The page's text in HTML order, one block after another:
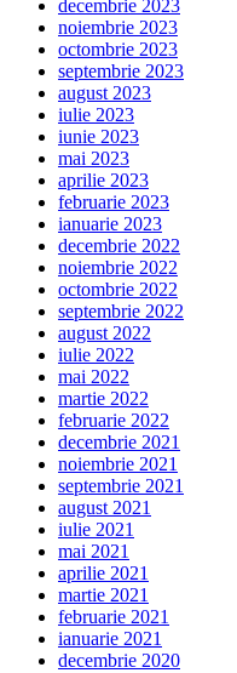
decembrie 2023
noiembrie 2023
octombrie 2023
septembrie 2023
august 2023
iulie 2023
iunie 2023
mai 2023
aprilie 2023
februarie 2023
ianuarie 2023
decembrie 2022
noiembrie 2022
octombrie 2022
septembrie 2022
august 2022
iulie 2022
mai 2022
martie 2022
februarie 2022
decembrie 2021
noiembrie 2021
septembrie 2021
august 2021
iulie 2021
mai 2021
aprilie 2021
martie 2021
februarie 2021
ianuarie 2021
decembrie 2020